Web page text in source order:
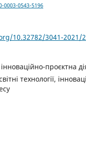
0543-5196
10.32782/3041-2021/
інноваційно-проєктна
технології,